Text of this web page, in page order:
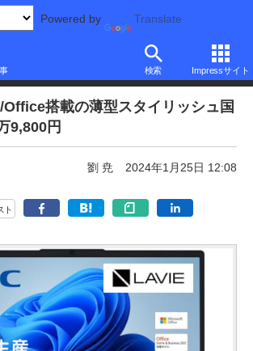
Powered by Translate
検索 Impressサイト
い得品
搭載の薄型スタイリッシュ国
9,800円
劉 尭 2024年1月25日 12:08
ト